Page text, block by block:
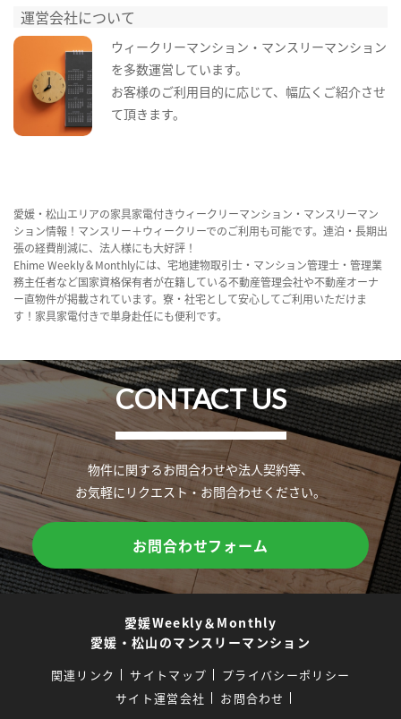
運営会社について
ウィークリーマンション・マンスリーマンション
を多数運営しています。
お客様のご利用目的に応じて、幅広くご紹介させ
て頂きます。
愛媛・松山エリアの家具家電付きウィークリーマンション・マンスリーマン
ション情報！マンスリー＋ウィークリーでのご利用も可能です。連泊・長期出
張の経費削減に、法人様にも大好評！
Ehime Weekly＆Monthlyには、宅地建物取引士・マンション管理士・管理業
務主任者など国家資格保有者が在籍している不動産管理会社や不動産オーナ
ー直物件が掲載されています。寮・社宅として安心してご利用いただけま
す！家具家電付きで単身赴任にも便利です。
CONTACT US
物件に関するお問合わせや法人契約等、
お気軽にリクエスト・お問合わせください。
お問合わせフォーム
愛媛Weekly＆Monthly
愛媛・松山のマンスリーマンション
関連リンク サイトマップ
プライバシーポリシー
サイト運営会社
お問合わせ